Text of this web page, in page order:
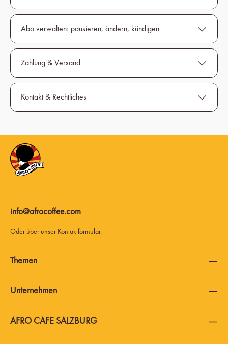
Abo verwalten: pausieren, ändern, kündigen
Zahlung & Versand
Kontakt & Rechtliches
info@afrocoffee.com
Oder über unser Kontaktformular.
AFRO CAFE SALZBURG
Themen
Unternehmen